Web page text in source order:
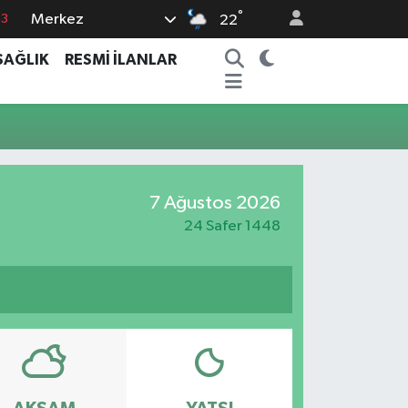
Merkez 22°
RESMİ İLANLAR
7 Ağustos 2026
24 Safer 1448